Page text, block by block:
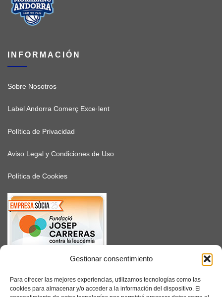
Gestionar consentimiento
Para ofrecer las mejores experiencias, utilizamos tecnologías como las
cookies para almacenar y/o acceder a la información del dispositivo. El
INFORMACIÓN
Sobre Nosotros
Label Andorra Comerç Exce·lent
Política de Privacidad
Aviso Legal y Condiciones de Uso
Política de Cookies
SUSCRÍBETE